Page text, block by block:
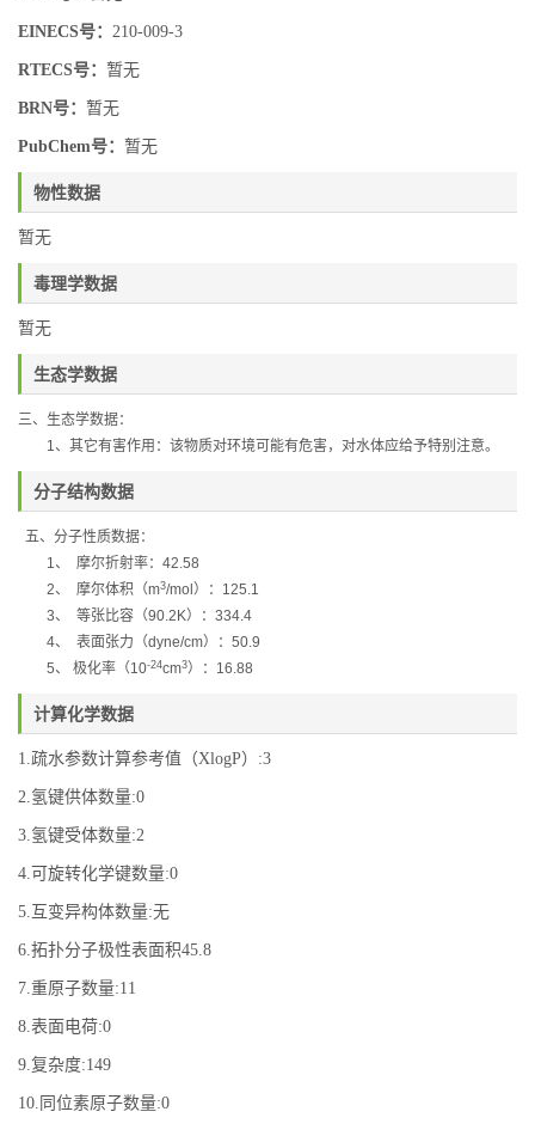
EINECS号： 210-009-3
RTECS号： 暂无
BRN号： 暂无
PubChem号： 暂无
物性数据
暂无
毒理学数据
暂无
生态学数据
三、生态学数据：
1、其它有害作用：该物质对环境可能有危害，对水体应给予特别注意。
分子结构数据
五、分子性质数据：
1、 摩尔折射率： 42.58
2、 摩尔体积（m3/mol ）： 125.1
3、 等张比容（90.2K）： 334.4
4、 表面张力（dyne/cm）： 50.9
5、 极化率（10-24cm3）： 16.88
计算化学数据
1.疏水参数计算参考值（XlogP）:3
2.氢键供体数量:0
3.氢键受体数量:2
4.可旋转化学键数量:0
5.互变异构体数量:无
6.拓扑分子极性表面积45.8
7.重原子数量:11
8.表面电荷:0
9.复杂度:149
10.同位素原子数量:0